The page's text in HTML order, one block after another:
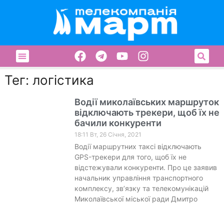
Тег: логістика
Водії миколаївських маршруток
відключають трекери, щоб їх не
бачили конкуренти
18:11 Вт, 26 Січня, 2021
Водії маршрутних таксі відключають
GPS-трекери для того, щоб їх не
відстежували конкуренти. Про це заявив
начальник управління транспортного
комплексу, зв’язку та телекомунікацій
Миколаївської міської ради Дмитро